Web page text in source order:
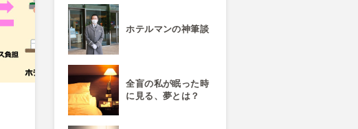
ホテルマンの神筆談
全盲の私が眠った時
に見る、夢とは？